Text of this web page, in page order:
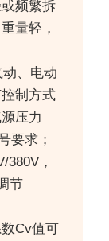
频繁拆
量轻，
动、电动
制方式
压力
要求；
380V，
节
Cv值可